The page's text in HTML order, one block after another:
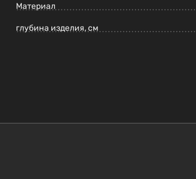
Материал
глубина изделия, см